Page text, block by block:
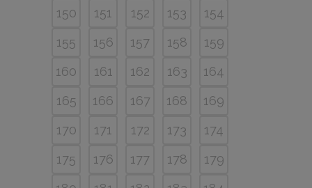
150
151 152 153
154
155
156 157 158
159
160
161 162 163
164
165
166 167 168
169
170
171 172 173
174
175
176 177 178
179